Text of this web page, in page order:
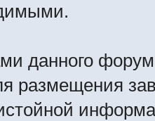
данного
размещения